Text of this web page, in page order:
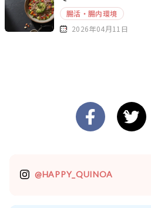
腸活・腸内環境
2026年04月11日
@HAPPY_QUINOA